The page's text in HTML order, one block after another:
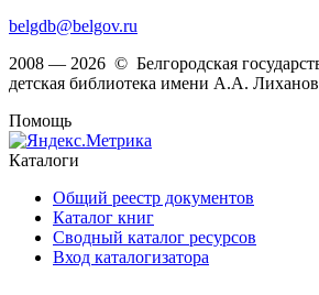
belgdb@belgov.ru
2008 — 2026 © Белгородская
детская библиотека имени А.А.
Помощь
Каталоги
Общий реестр документов
Каталог книг
Сводный каталог ресурсов
Вход каталогизатора